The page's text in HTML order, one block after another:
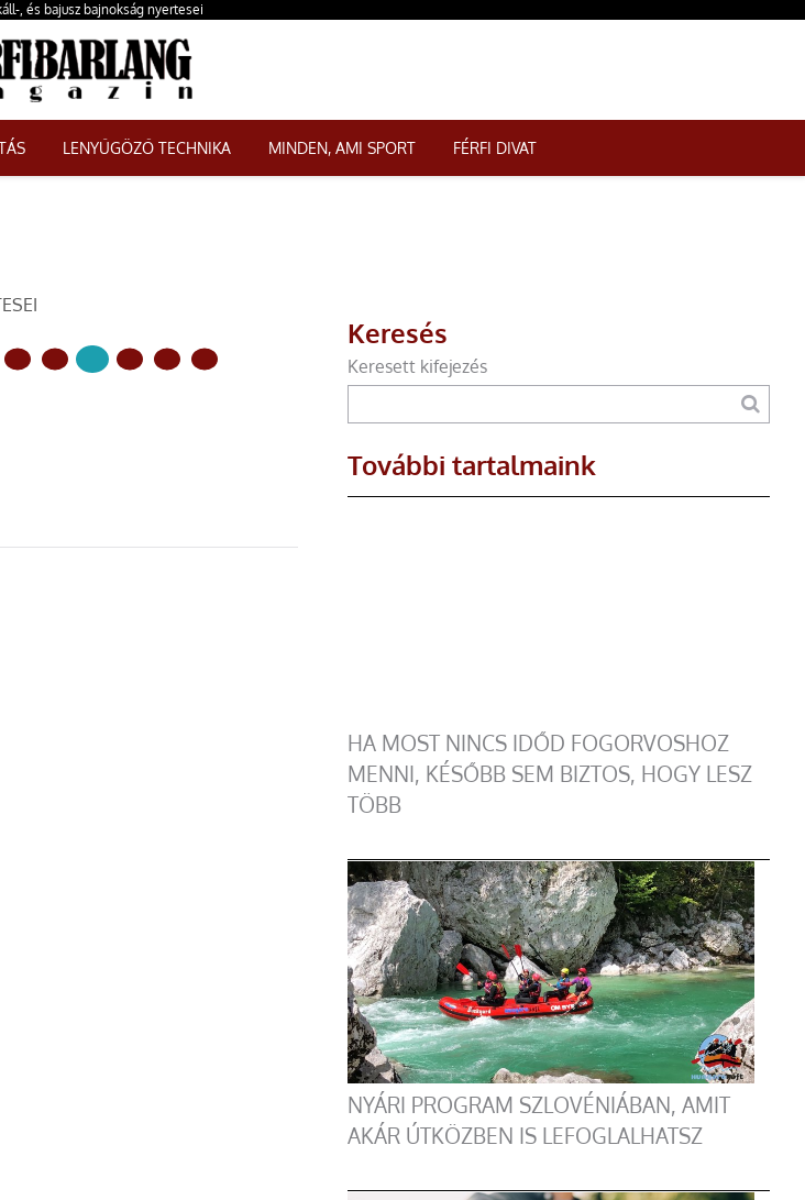
, és bajusz bajnokság nyertesei
LENYŰGÖZŐ TECHNIKA MINDEN, AMI SPORT FÉRFI DIVAT
Keresés
Keresett kifejezés
További tartalmaink
HA MOST NINCS IDŐD FOGORVOSHOZ
MENNI, KÉSŐBB SEM BIZTOS, HOGY LESZ
TÖBB
NYÁRI PROGRAM SZLOVÉNIÁBAN, AMIT
AKÁR ÚTKÖZBEN IS LEFOGLALHATSZ